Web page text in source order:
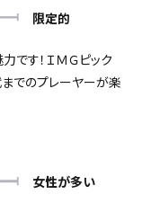
限定的
です！ＩＭＧピック
までのプレーヤーが楽
女性が多い